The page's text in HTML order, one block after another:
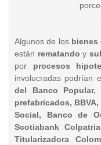
Algunos de los bienes
están rematando y
por procesos
involucradas podrían
del Banco
prefabricados,
Social, Banco de
Scotiabank
Titularizadora